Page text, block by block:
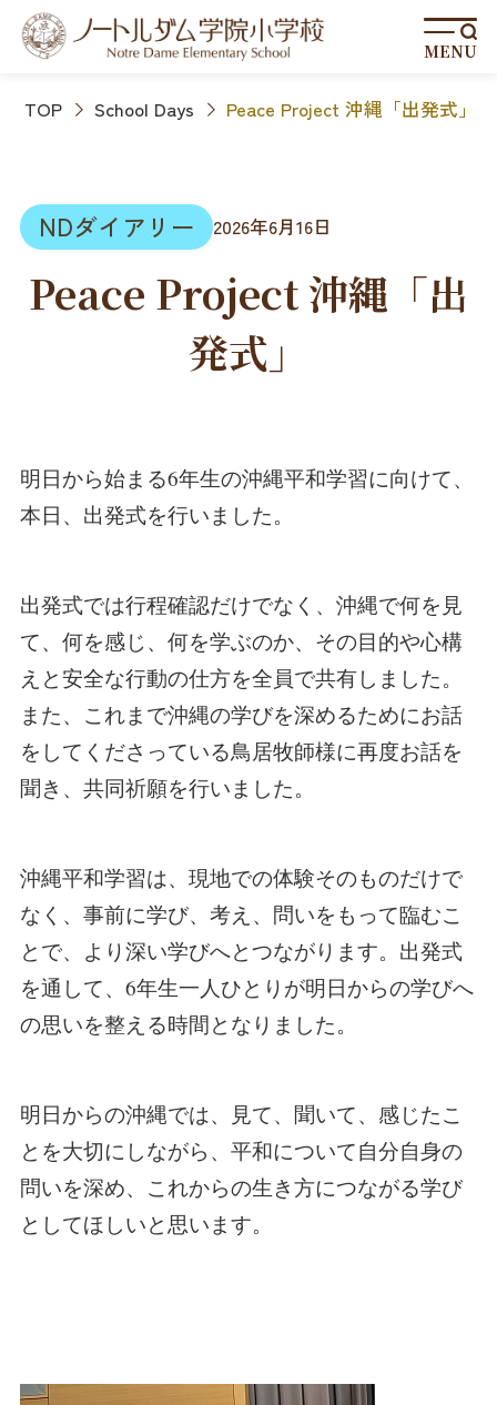
MENU
TOP School Days Peace Project 沖縄「出発式」
NDダイアリー 2026年6月16日
Peace Project 沖縄「出
発式」
明日から始まる6年生の沖縄平和学習に向けて、
本日、出発式を行いました。
出発式では行程確認だけでなく、沖縄で何を見
て、何を感じ、何を学ぶのか、その目的や心構
えと安全な行動の仕方を全員で共有しました。
また、これまで沖縄の学びを深めるためにお話
をしてくださっている鳥居牧師様に再度お話を
聞き、共同祈願を行いました。
沖縄平和学習は、現地での体験そのものだけで
なく、事前に学び、考え、問いをもって臨むこ
とで、より深い学びへとつながります。出発式
を通して、6年生一人ひとりが明日からの学びへ
の思いを整える時間となりました。
明日からの沖縄では、見て、聞いて、感じたこ
とを大切にしながら、平和について自分自身の
問いを深め、これからの生き方につながる学び
としてほしいと思います。